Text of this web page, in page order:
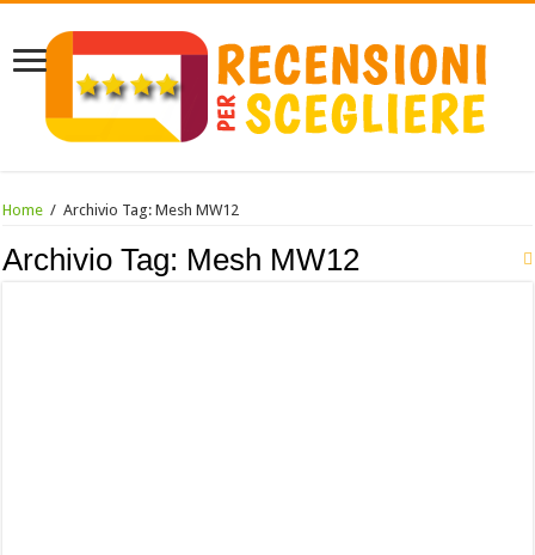
Home / Archivio Tag:Mesh MW12
Archivio Tag: Mesh MW12